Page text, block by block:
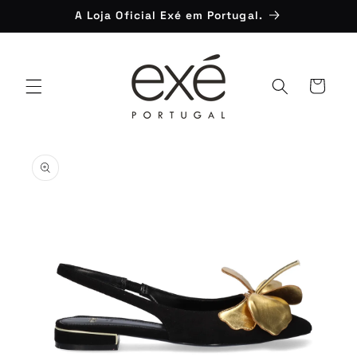
conteúdo
A Loja Oficial Exé em Portugal.
Carrinho
informação
do produto